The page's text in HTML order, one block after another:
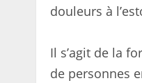
douleurs à
Il s’agit de la
de personnes